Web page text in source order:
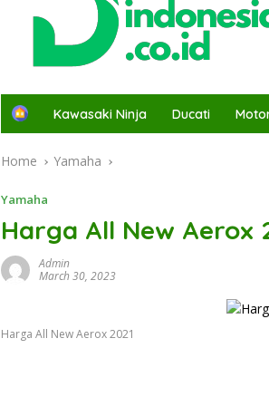
H
e
Kawasaki Ninja Ducati
Home Yamaha
Yamaha
Harga All New Aerox
Admin
March 30, 2023
Harga All New Aerox 2021